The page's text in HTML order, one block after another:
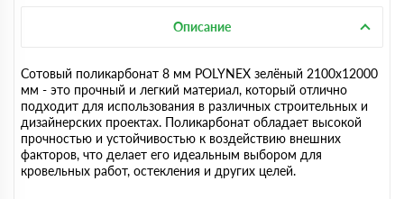
Описание
Сотовый поликарбонат 8 мм POLYNEX зелёный 2100х12000
мм - это прочный и легкий материал, который отлично
подходит для использования в различных строительных и
дизайнерских проектах. Поликарбонат обладает высокой
прочностью и устойчивостью к воздействию внешних
факторов, что делает его идеальным выбором для
кровельных работ, остекления и других целей.